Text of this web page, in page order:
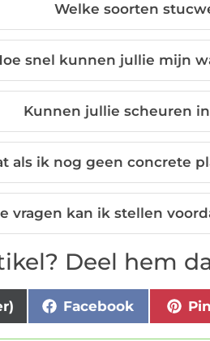
Welke soorten
snel kunnen jullie mijn
Kunnen jullie scheuren
als ik nog geen concrete
vragen kan ik stellen
Deel hem
Facebook